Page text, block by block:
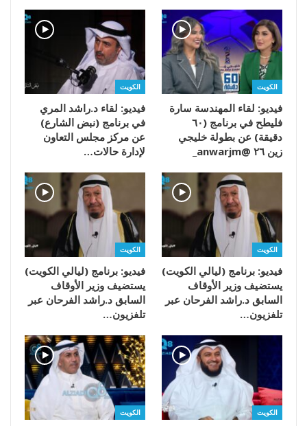
الكويت
فيديو: لقاء المهندسة سارة
فليطح في برنامج (٦٠
دقيقة) عن بطولة خليجي
زين ٢٦ @anwarjm_
الكويت
فيديو: لقاء د.راشد المري
في برنامج (نبض الشارع)
عن مركز مجلس التعاون
لإدارة حالات…
الكويت
فيديو: برنامج (ليالي الكويت)
يستضيف وزير الأوقاف
السابق د.راشد الفرحان عبر
تلفزيون…
الكويت
فيديو: برنامج (ليالي الكويت)
يستضيف وزير الأوقاف
السابق د.راشد الفرحان عبر
تلفزيون…
الكويت الكويت